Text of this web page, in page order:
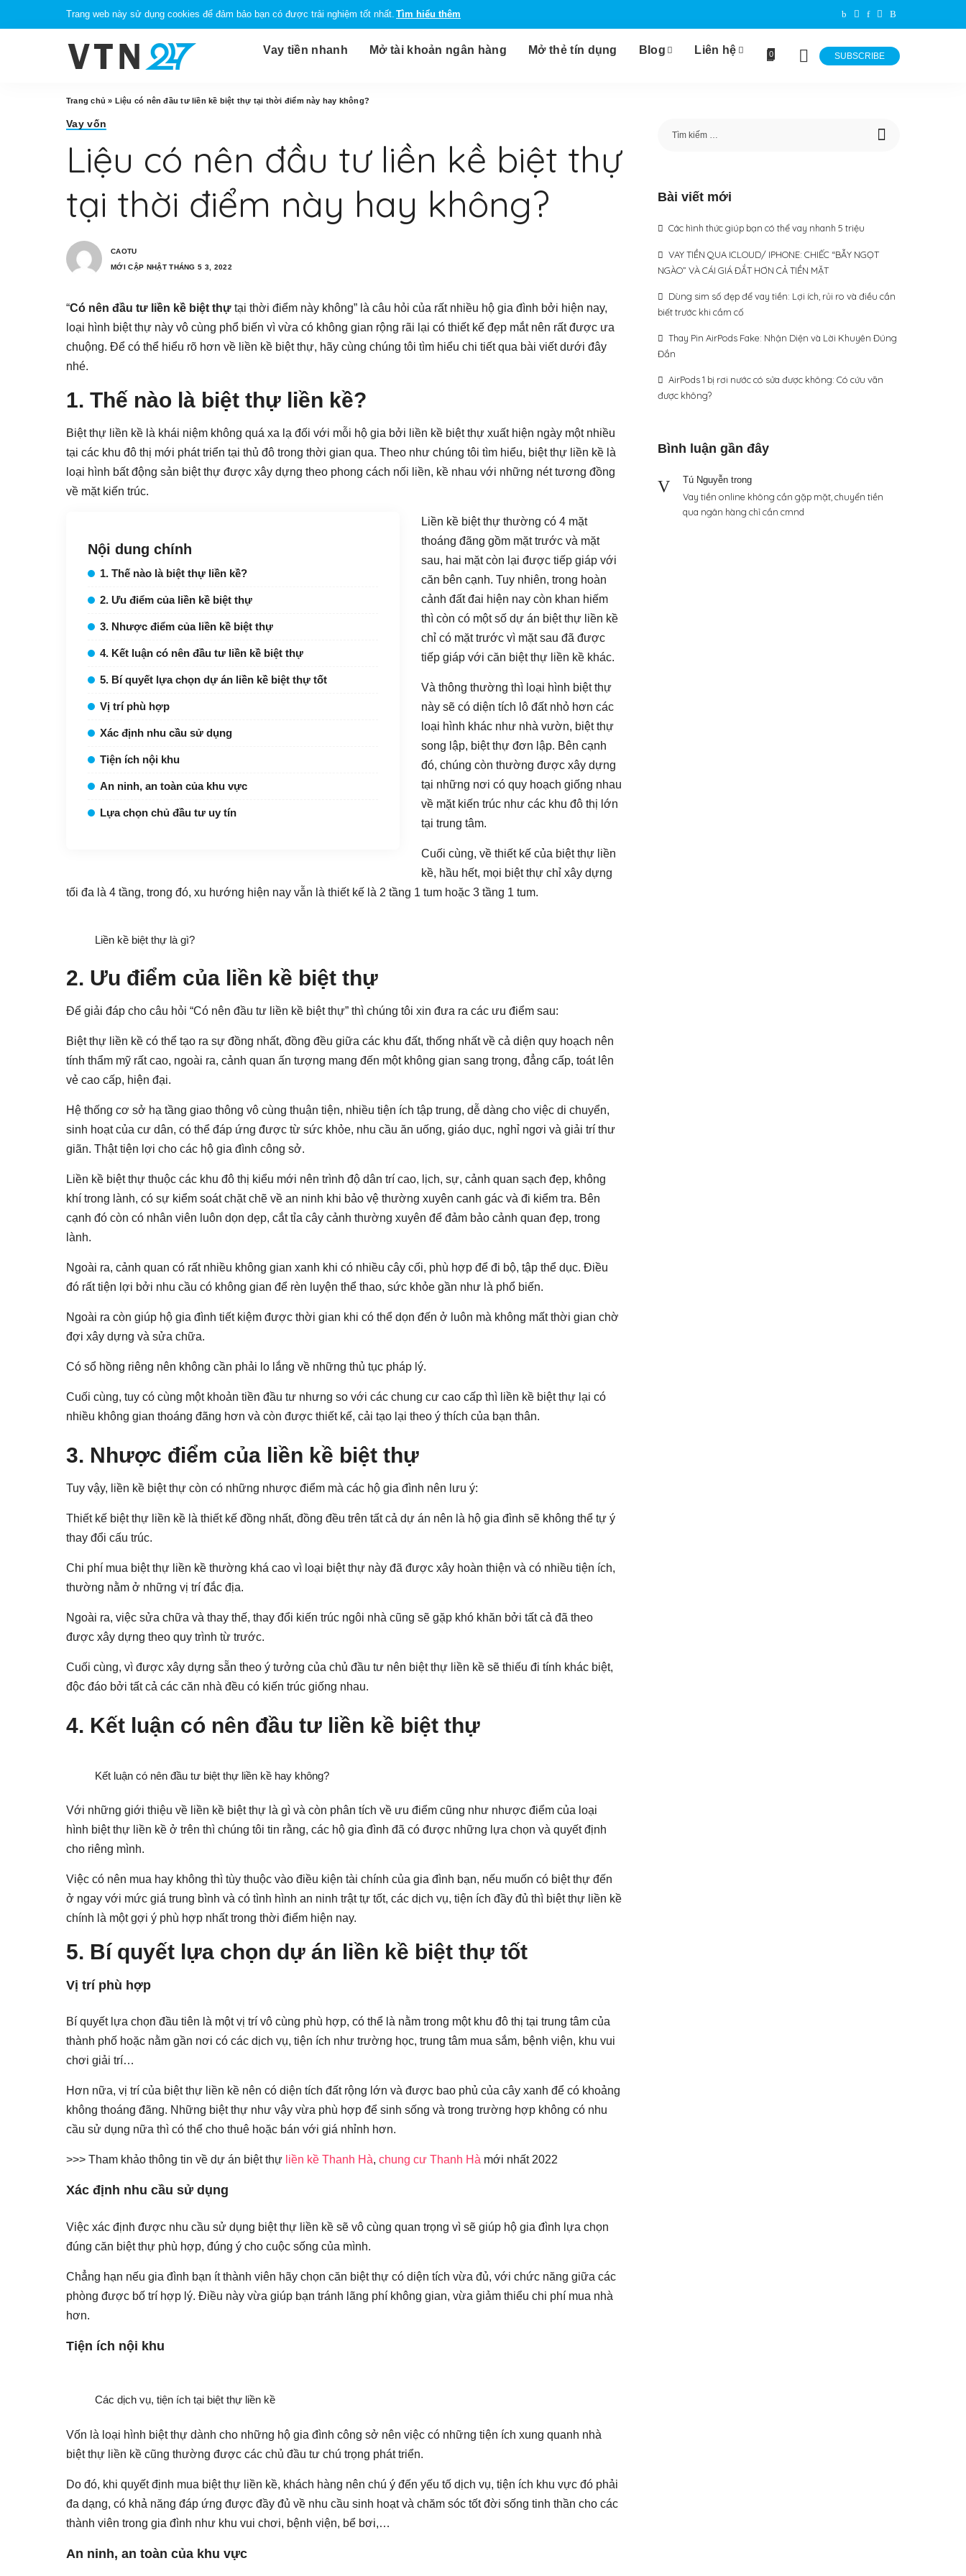
Trang web này sử dụng cookies để đảm bảo bạn có được trải nghiệm tốt nhất. Tìm hiểu thêm
Vay tiền nhanh Mở tài khoản ngân hàng Mở thẻ tín dụng Blog Liên hệ 0 SUBSCRIBE
Trang chủ » Liệu có nên đầu tư liền kề biệt thự tại thời điểm này hay không?
Vay vốn
Liệu có nên đầu tư liền kề biệt thự
tại thời điểm này hay không?
CAOTU
MỚI CẬP NHẬT THÁNG 5 3, 2022
“Có nên đầu tư liền kề biệt thự tại thời điểm này không” là câu hỏi của rất nhiều hộ gia đình bởi hiện nay,
loại hình biệt thự này vô cùng phổ biến vì vừa có không gian rộng rãi lại có thiết kế đẹp mắt nên rất được ưa
chuộng. Để có thể hiểu rõ hơn về liền kề biệt thự, hãy cùng chúng tôi tìm hiểu chi tiết qua bài viết dưới đây
nhé.
1. Thế nào là biệt thự liền kề?
Biệt thự liền kề là khái niệm không quá xa lạ đối với mỗi hộ gia bởi liền kề biệt thự xuất hiện ngày một nhiều
tại các khu đô thị mới phát triển tại thủ đô trong thời gian qua. Theo như chúng tôi tìm hiểu, biệt thự liền kề là
loại hình bất động sản biệt thự được xây dựng theo phong cách nối liền, kề nhau với những nét tương đồng
về mặt kiến trúc.
Nội dung chính
1. Thế nào là biệt thự liền kề?
2. Ưu điểm của liền kề biệt thự
3. Nhược điểm của liền kề biệt thự
4. Kết luận có nên đầu tư liền kề biệt thự
5. Bí quyết lựa chọn dự án liền kề biệt thự tốt
Vị trí phù hợp
Xác định nhu cầu sử dụng
Tiện ích nội khu
An ninh, an toàn của khu vực
Lựa chọn chủ đầu tư uy tín
Liền kề biệt thự thường có 4 mặt
thoáng đãng gồm mặt trước và mặt
sau, hai mặt còn lại được tiếp giáp với
căn bên cạnh. Tuy nhiên, trong hoàn
cảnh đất đai hiện nay còn khan hiếm
thì còn có một số dự án biệt thự liền kề
chỉ có mặt trước vì mặt sau đã được
tiếp giáp với căn biệt thự liền kề khác.
Và thông thường thì loại hình biệt thự
này sẽ có diện tích lô đất nhỏ hơn các
loại hình khác như nhà vườn, biệt thự
song lập, biệt thự đơn lập. Bên cạnh
đó, chúng còn thường được xây dựng
tại những nơi có quy hoạch giống nhau
về mặt kiến trúc như các khu đô thị lớn
tại trung tâm.
Cuối cùng, về thiết kế của biệt thự liền
kề, hầu hết, mọi biệt thự chỉ xây dựng
tối đa là 4 tầng, trong đó, xu hướng hiện nay vẫn là thiết kế là 2 tầng 1 tum hoặc 3 tầng 1 tum.
Liền kề biệt thự là gì?
2. Ưu điểm của liền kề biệt thự
Để giải đáp cho câu hỏi “Có nên đầu tư liền kề biệt thự” thì chúng tôi xin đưa ra các ưu điểm sau:
Biệt thự liền kề có thể tạo ra sự đồng nhất, đồng đều giữa các khu đất, thống nhất về cả diện quy hoạch nên
tính thẩm mỹ rất cao, ngoài ra, cảnh quan ấn tượng mang đến một không gian sang trọng, đẳng cấp, toát lên
vẻ cao cấp, hiện đại.
Hệ thống cơ sở hạ tầng giao thông vô cùng thuận tiện, nhiều tiện ích tập trung, dễ dàng cho việc di chuyển,
sinh hoạt của cư dân, có thể đáp ứng được từ sức khỏe, nhu cầu ăn uống, giáo dục, nghỉ ngơi và giải trí thư
giãn. Thật tiện lợi cho các hộ gia đình công sở.
Liền kề biệt thự thuộc các khu đô thị kiểu mới nên trình độ dân trí cao, lịch, sự, cảnh quan sạch đẹp, không
khí trong lành, có sự kiểm soát chặt chẽ về an ninh khi bảo vệ thường xuyên canh gác và đi kiểm tra. Bên
cạnh đó còn có nhân viên luôn dọn dẹp, cắt tỉa cây cảnh thường xuyên để đảm bảo cảnh quan đẹp, trong
lành.
Ngoài ra, cảnh quan có rất nhiều không gian xanh khi có nhiều cây cối, phù hợp để đi bộ, tập thể dục. Điều
đó rất tiện lợi bởi nhu cầu có không gian để rèn luyện thể thao, sức khỏe gần như là phổ biến.
Ngoài ra còn giúp hộ gia đình tiết kiệm được thời gian khi có thể dọn đến ở luôn mà không mất thời gian chờ
đợi xây dựng và sửa chữa.
Có sổ hồng riêng nên không cần phải lo lắng về những thủ tục pháp lý.
Cuối cùng, tuy có cùng một khoản tiền đầu tư nhưng so với các chung cư cao cấp thì liền kề biệt thự lại có
nhiều không gian thoáng đãng hơn và còn được thiết kế, cải tạo lại theo ý thích của bạn thân.
3. Nhược điểm của liền kề biệt thự
Tuy vậy, liền kề biệt thự còn có những nhược điểm mà các hộ gia đình nên lưu ý:
Thiết kế biệt thự liền kề là thiết kế đồng nhất, đồng đều trên tất cả dự án nên là hộ gia đình sẽ không thể tự ý
thay đổi cấu trúc.
Chi phí mua biệt thự liền kề thường khá cao vì loại biệt thự này đã được xây hoàn thiện và có nhiều tiện ích,
thường nằm ở những vị trí đắc địa.
Ngoài ra, việc sửa chữa và thay thế, thay đổi kiến trúc ngôi nhà cũng sẽ gặp khó khăn bởi tất cả đã theo
được xây dựng theo quy trình từ trước.
Cuối cùng, vì được xây dựng sẵn theo ý tưởng của chủ đầu tư nên biệt thự liền kề sẽ thiếu đi tính khác biệt,
độc đáo bởi tất cả các căn nhà đều có kiến trúc giống nhau.
4. Kết luận có nên đầu tư liền kề biệt thự
Kết luận có nên đầu tư biệt thự liền kề hay không?
Với những giới thiệu về liền kề biệt thự là gì và còn phân tích về ưu điểm cũng như nhược điểm của loại
hình biệt thự liền kề ở trên thì chúng tôi tin rằng, các hộ gia đình đã có được những lựa chọn và quyết định
cho riêng mình.
Việc có nên mua hay không thì tùy thuộc vào điều kiện tài chính của gia đình bạn, nếu muốn có biệt thự đến
ở ngay với mức giá trung bình và có tình hình an ninh trật tự tốt, các dịch vụ, tiện ích đầy đủ thì biệt thự liền kề
chính là một gợi ý phù hợp nhất trong thời điểm hiện nay.
5. Bí quyết lựa chọn dự án liền kề biệt thự tốt
Vị trí phù hợp
Bí quyết lựa chọn đầu tiên là một vị trí vô cùng phù hợp, có thể là nằm trong một khu đô thị tại trung tâm của
thành phố hoặc nằm gần nơi có các dịch vụ, tiện ích như trường học, trung tâm mua sắm, bệnh viện, khu vui
chơi giải trí…
Hơn nữa, vị trí của biệt thự liền kề nên có diện tích đất rộng lớn và được bao phủ của cây xanh để có khoảng
không thoáng đãng. Những biệt thự như vậy vừa phù hợp để sinh sống và trong trường hợp không có nhu
cầu sử dụng nữa thì có thể cho thuê hoặc bán với giá nhỉnh hơn.
>>> Tham khảo thông tin về dự án biệt thự liền kề Thanh Hà, chung cư Thanh Hà mới nhất 2022
Xác định nhu cầu sử dụng
Việc xác định được nhu cầu sử dụng biệt thự liền kề sẽ vô cùng quan trọng vì sẽ giúp hộ gia đình lựa chọn
đúng căn biệt thự phù hợp, đúng ý cho cuộc sống của mình.
Chẳng hạn nếu gia đình bạn ít thành viên hãy chọn căn biệt thự có diện tích vừa đủ, với chức năng giữa các
phòng được bố trí hợp lý. Điều này vừa giúp bạn tránh lãng phí không gian, vừa giảm thiểu chi phí mua nhà
hơn.
Tiện ích nội khu
Các dịch vụ, tiện ích tại biệt thự liền kề
Vốn là loại hình biệt thự dành cho những hộ gia đình công sở nên việc có những tiện ích xung quanh nhà
biệt thự liền kề cũng thường được các chủ đầu tư chú trọng phát triển.
Do đó, khi quyết định mua biệt thự liền kề, khách hàng nên chú ý đến yếu tố dịch vụ, tiện ích khu vực đó phải
đa dạng, có khả năng đáp ứng được đầy đủ về nhu cầu sinh hoạt và chăm sóc tốt đời sống tinh thần cho các
thành viên trong gia đình như khu vui chơi, bệnh viện, bể bơi,…
An ninh, an toàn của khu vực
Bài viết mới
Các hình thức giúp bạn có thể vay nhanh 5 triệu
VAY TIỀN QUA ICLOUD/ IPHONE: CHIẾC “BẪY NGỌT
NGÀO” VÀ CÁI GIÁ ĐẮT HƠN CẢ TIỀN MẶT
Dùng sim số đẹp để vay tiền: Lợi ích, rủi ro và điều cần
biết trước khi cầm cố
Thay Pin AirPods Fake: Nhận Diện và Lời Khuyên Đúng
Đắn
AirPods 1 bị rơi nước có sửa được không: Có cứu vãn
được không?
Bình luận gần đây
Tú Nguyễn trong
Vay tiền online không cần gặp mặt, chuyển tiền
qua ngân hàng chỉ cần cmnd